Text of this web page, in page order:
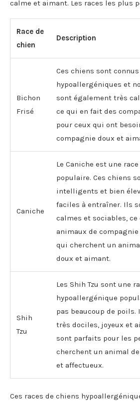
calme et aimant. Les races les plus
Race de
chien
Description
Bichon
Frisé
Ces chiens sont
hypoallergéniques et
sont également très
ce qui en fait des
pour ceux qui ont
compagnie doux et
Caniche
Le Caniche est une
populaire. Ces chiens
intelligents et bien
faciles à entraîner. Ils
calmes et sociables,
animaux de
qui cherchent un
doux et aimant.
Shih
Tzu
Les Shih Tzu sont une
hypoallergénique
pas beaucoup de
très dociles, joyeux et
sont parfaits pour les
cherchent un animal
et affectueux.
Ces races de chiens